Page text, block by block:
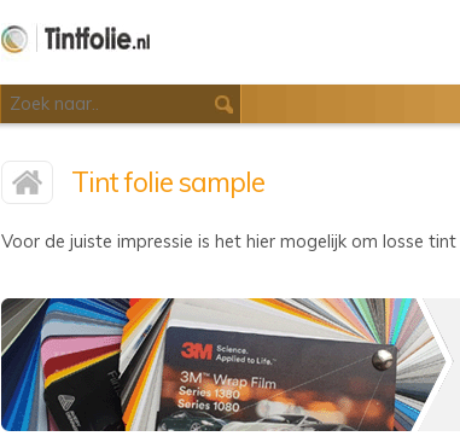
Tint folie sample
Voor de juiste impressie is het hier mogelijk om losse